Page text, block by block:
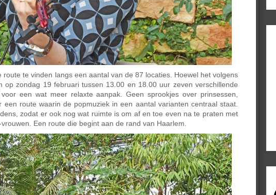
te vinden langs een aantal van de 87 locaties. Hoewel het volgens
op zondag 19 februari tussen 13.00 en 18.00 uur zeven verschillende
een wat meer relaxte aanpak. Geen sprookjes over prinsessen,
route waarin de popmuziek in een aantal varianten centraal staat.
zodat er ook nog wat ruimte is om af en toe even na te praten met
Een route die begint aan de rand van Haarlem.